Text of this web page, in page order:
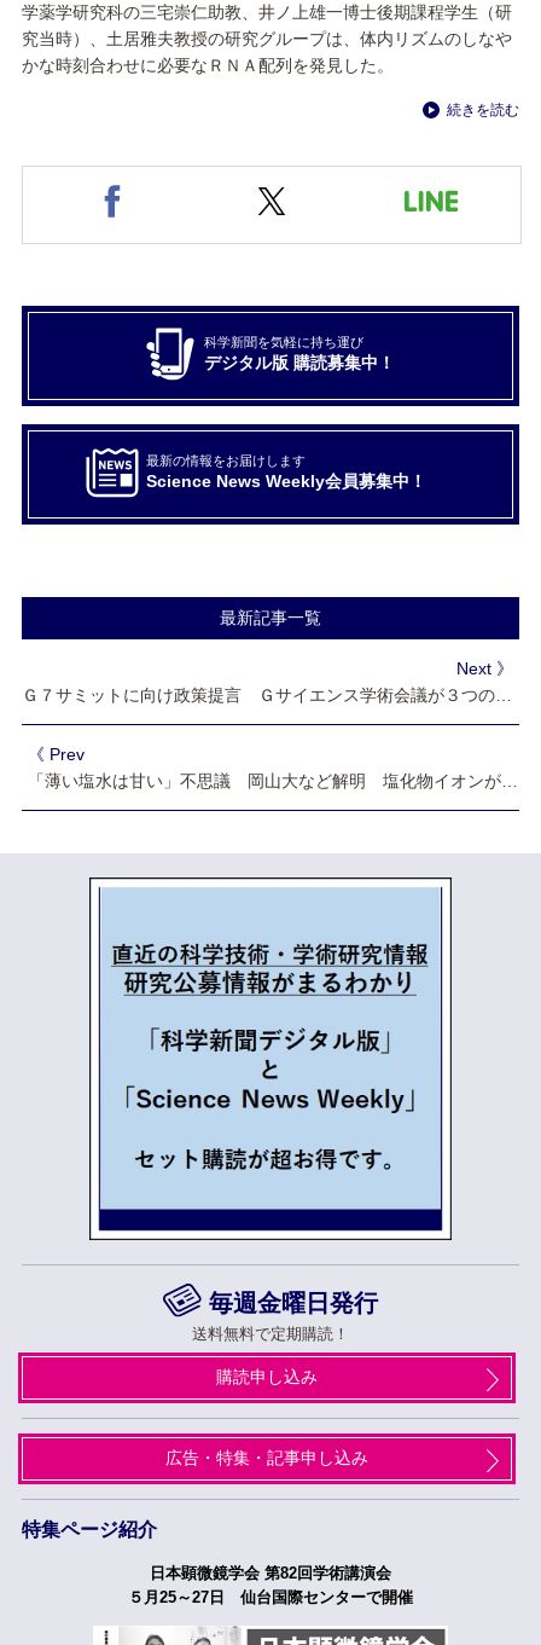
学薬学研究科の三宅崇仁助教、井ノ上雄一博士後期課程学生（研
究当時）、土居雅夫教授の研究グループは、体内リズムのしなや
かな時刻合わせに必要なＲＮＡ配列を発見した。
続きを読む
科学新聞を気軽に持ち運び
デジタル版 購読募集中！
最新の情報をお届けします
Science News Weekly会員募集中！
最新記事一覧
Next 》
Ｇ７サミットに向け政策提言 Ｇサイエンス学術会議が３つの共同声明
《 Prev
「薄い塩水は甘い」不思議 岡山大など解明 塩化物イオンが甘味受容体に作用
毎週金曜日発行
送料無料で定期購読！
購読申し込み
広告・特集・記事申し込み
特集ページ紹介
日本顕微鏡学会 第82回学術講演会
５月25～27日 仙台国際センターで開催